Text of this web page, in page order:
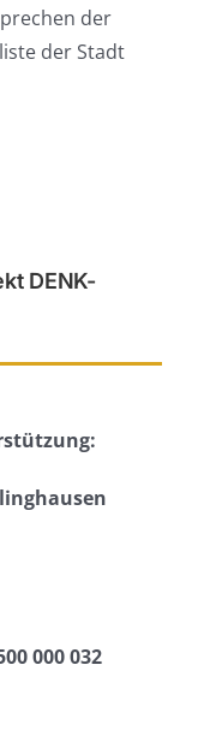
der
der Stadt
DENK-
000 032